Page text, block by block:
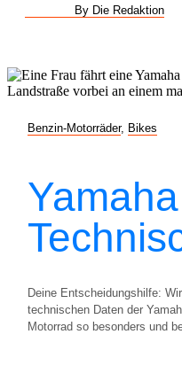
By Die Redaktion
Benzin-Motorräder, Bikes
Deine Entscheidungshilfe:
technischen Daten der
Motorrad so besonders und